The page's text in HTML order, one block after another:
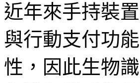
近年來手持裝
與行動支付功
性，因此生物